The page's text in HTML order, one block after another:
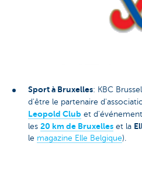
Sport à Bruxelles: KBC
d'être le partenaire
Leopold Club et
les 20 km de Bruxelles et la
le magazine Elle Belgique).